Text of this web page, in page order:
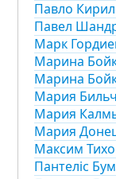
Павло
Павел
Марк
Марина
Марина
Мария
Мария
Мария
Максим
Пантеліс